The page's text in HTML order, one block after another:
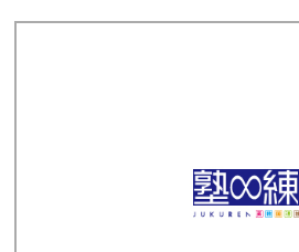
大学受験の方
生徒さんの塾∞練体験インタビュー